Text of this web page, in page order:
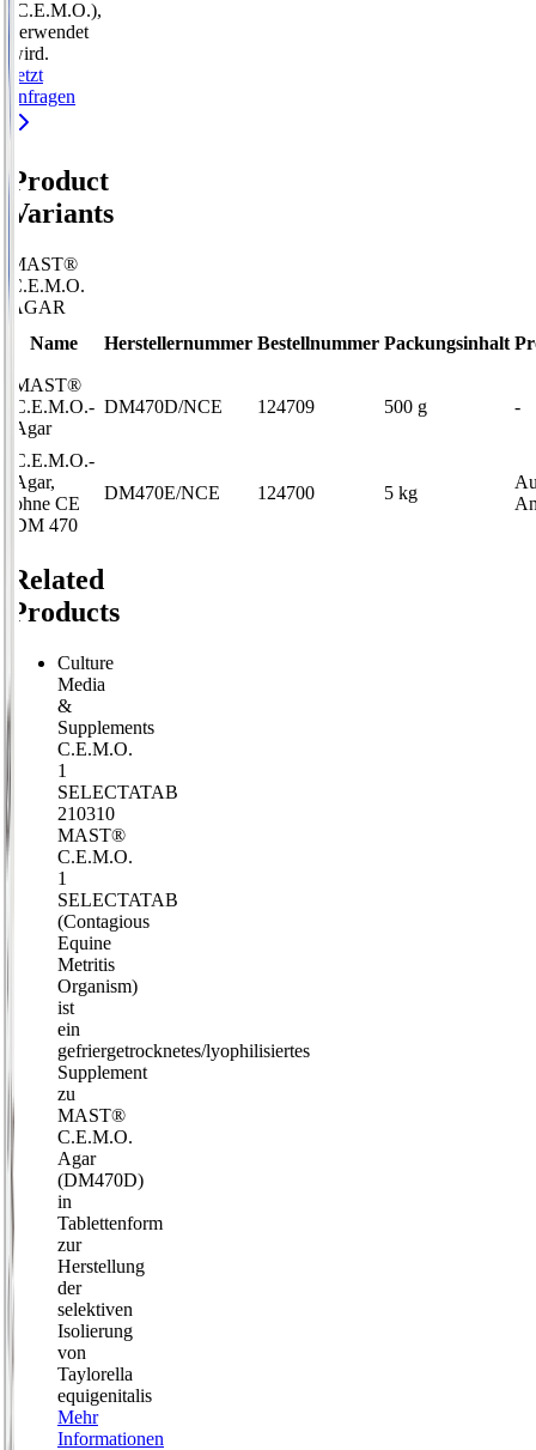
(C.E.M.O.),
verwendet
wird.
Jetzt
anfragen
Product
Variants
MAST®
C.E.M.O.
AGAR
Name
Herstellernummer Bestellnummer Packungsinhalt
MAST®
C.E.M.O.-
Agar
DM470D/NCE 124709 500 g -
C.E.M.O.-
Agar,
ohne CE
DM 470
DM470E/NCE 124700 5 kg
Related
Products
Culture
Media
&
Supplements
C.E.M.O.
1
SELECTATAB
210310
MAST®
C.E.M.O.
1
SELECTATAB
(Contagious
Equine
Metritis
Organism)
ist
ein
gefriergetrocknetes/lyophilisiertes
Supplement
zu
MAST®
C.E.M.O.
Agar
(DM470D)
in
Tablettenform
zur
Herstellung
der
selektiven
Isolierung
von
Taylorella
equigenitalis
Mehr
Informationen